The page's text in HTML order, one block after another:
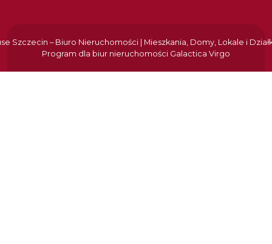
Szczecin – Biuro Nieruchomości | Mieszkania, Domy, Lokale i
Program dla biur nieruchomości Galactica Virgo